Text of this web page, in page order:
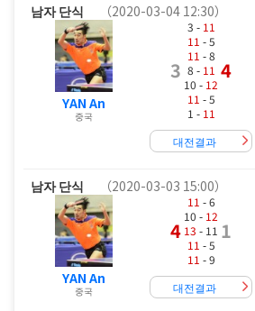
남자 단식 （2020-03-04 12:30）
YAN An
중국
3
3 - 11
11 - 5
11 - 8
8 - 11
10 - 12
11 - 5
1 - 11
4
대전결과
남자 단식 （2020-03-03 15:00）
YAN An
중국
4
11 - 6
10 - 12
13 - 11
11 - 5
11 - 9
1
대전결과